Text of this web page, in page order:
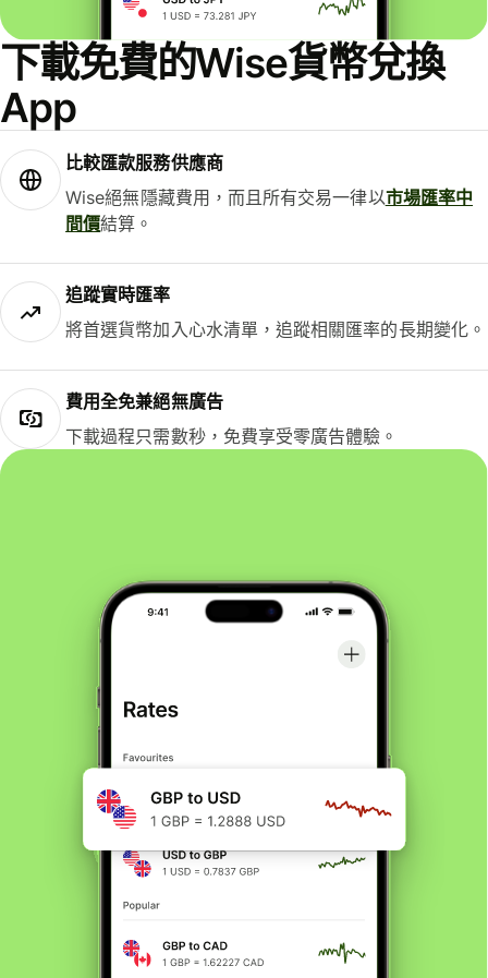
下載免費的Wise貨幣兌換
App
比較匯款服務供應商
Wise絕無隱藏費用，而且所有交易一律以市場匯率中
間價結算。
追蹤實時匯率
將首選貨幣加入心水清單，追蹤相關匯率的長期變化。
費用全免兼絕無廣告
下載過程只需數秒，免費享受零廣告體驗。